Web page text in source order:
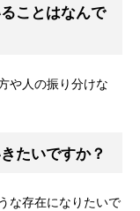
ことはなんで
や人の振り分けな
たいですか？
な存在になりたいで